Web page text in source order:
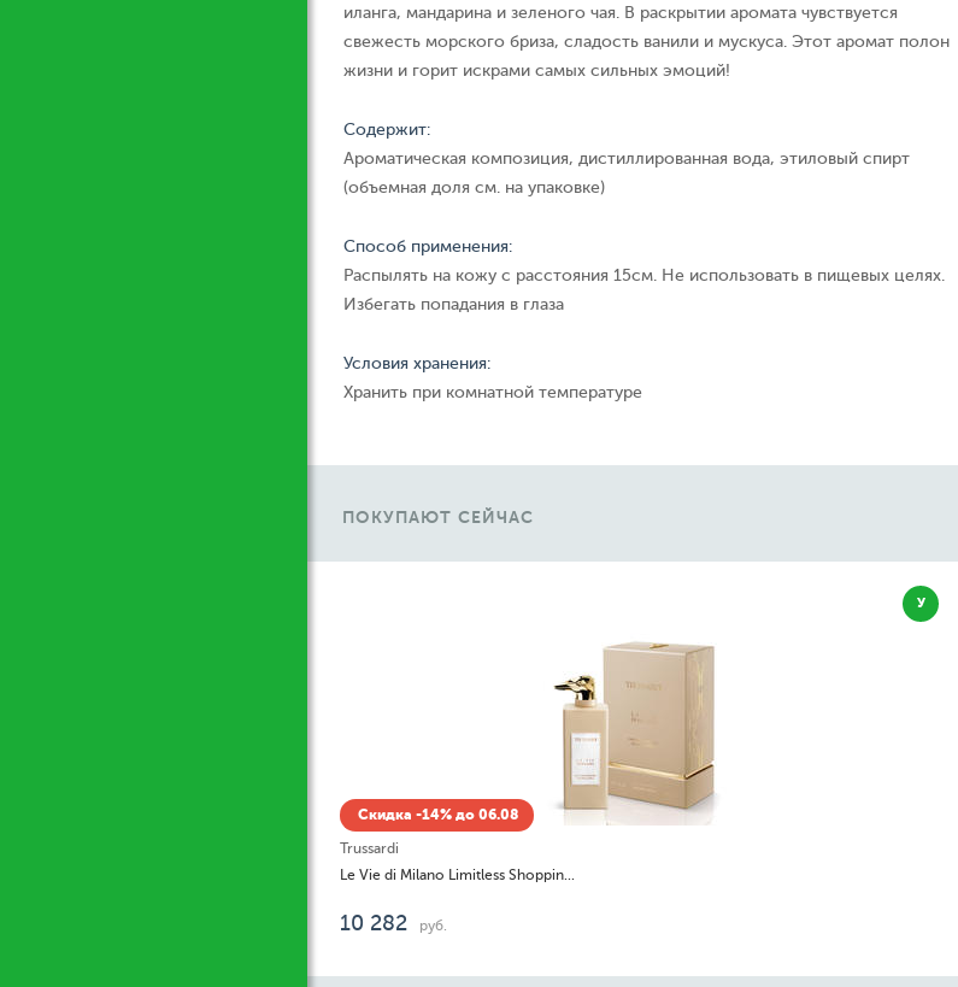
иланга, мандарина и зеленого чая. В раскрытии аромата чувствуется
свежесть морского бриза, сладость ванили и мускуса. Этот аромат полон
жизни и горит искрами самых сильных эмоций!
Содержит:
Ароматическая композиция, дистиллированная вода, этиловый спирт
(объемная доля см. на упаковке)
Способ применения:
Распылять на кожу с расстояния 15см. Не использовать в пищевых целях.
Избегать попадания в глаза
Условия хранения:
Хранить при комнатной температуре
ПОКУПАЮТ СЕЙЧАС
Скидка -14% до 06.08
L'eau Par Ascania